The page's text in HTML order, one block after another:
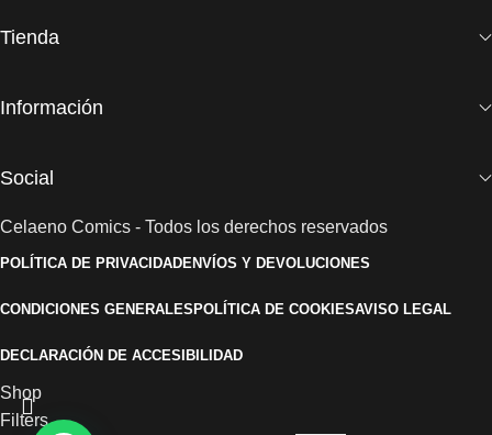
Tienda
Información
Social
Celaeno Comics - Todos los derechos reservados
POLÍTICA DE PRIVACIDADENVÍOS Y DEVOLUCIONES
CONDICIONES GENERALES POLÍTICA DE COOKIESAVISO LEGAL
DECLARACIÓN DE ACCESIBILIDAD
Shop
Filters